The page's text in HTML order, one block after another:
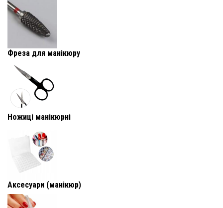
Фреза для манікюру
Ножиці манікюрні
Аксесуари (манікюр)